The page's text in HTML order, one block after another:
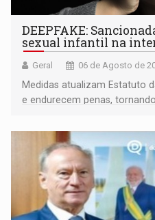
DEEPFAKE:
sexual infantil na
Geral 06 de Agosto de
Medidas atualizam Estatuto
e endurecem penas,